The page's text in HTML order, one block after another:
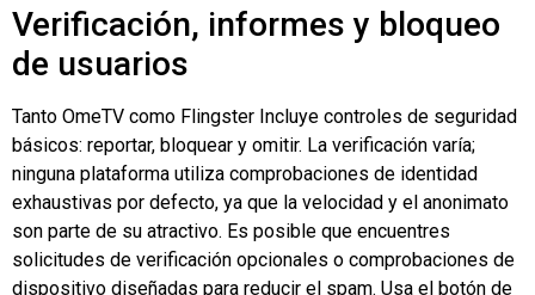
Verificación, informes y bloqueo
de usuarios
Tanto OmeTV como Flingster Incluye controles de seguridad
básicos: reportar, bloquear y omitir. La verificación varía;
ninguna plataforma utiliza comprobaciones de identidad
exhaustivas por defecto, ya que la velocidad y el anonimato
son parte de su atractivo. Es posible que encuentres
solicitudes de verificación opcionales o comprobaciones de
dispositivo diseñadas para reducir el spam. Usa el botón de